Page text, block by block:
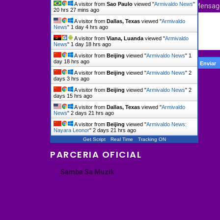
A visitor from Sao Paulo viewed "Armivaldo News"
20 hrs 27 mins ago
A visitor from Dallas, Texas viewed "Armivaldo
News" 1 day 4 hrs ago
A visitor from Viana, Luanda viewed "Armivaldo
News" 1 day 18 hrs ago
A visitor from Beijing viewed "Armivaldo News" 1
day 18 hrs ago
A visitor from Beijing viewed "Armivaldo News" 2
days 3 hrs ago
A visitor from Beijing viewed "Armivaldo News" 2
days 15 hrs ago
A visitor from Dallas, Texas viewed "Armivaldo
News" 2 days 21 hrs ago
A visitor from Beijing viewed "Armivaldo News:
Nayara Leonor" 2 days 21 hrs ago
Get Script Real Time Tracking ON
PARCERIA OFICIAL
Samba Sa Muzik